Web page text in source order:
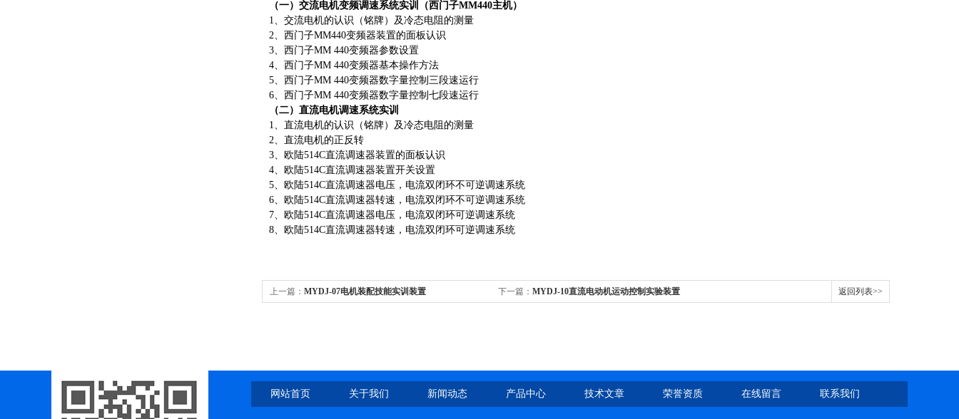
（一）交流电机变频调速系统实训（西门子MM440主机）
1、交流电机的认识（铭牌）及冷态电阻的测量
2、西门子MM440变频器装置的面板认识
3、西门子MM 440变频器参数设置
4、西门子MM 440变频器基本操作方法
5、西门子MM 440变频器数字量控制三段速运行
6、西门子MM 440变频器数字量控制七段速运行
（二）直流电机调速系统实训
1、直流电机的认识（铭牌）及冷态电阻的测量
2、直流电机的正反转
3、欧陆514C直流调速器装置的面板认识
4、欧陆514C直流调速器装置开关设置
5、欧陆514C直流调速器电压，电流双闭环不可逆调速系统
6、欧陆514C直流调速器转速，电流双闭环不可逆调速系统
7、欧陆514C直流调速器电压，电流双闭环可逆调速系统
8、欧陆514C直流调速器转速，电流双闭环可逆调速系统
上一篇： MYDJ-07电机装配技能实训装置 下一篇： MYDJ-10直流电动机运动控制实验装置 返回列表>>
网站首页 关于我们 新闻动态 产品中心 技术文章 荣誉资质 在线留言 联系我们